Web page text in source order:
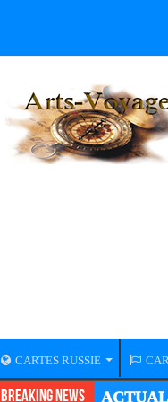
CARTES RUSSIE
Breaking News